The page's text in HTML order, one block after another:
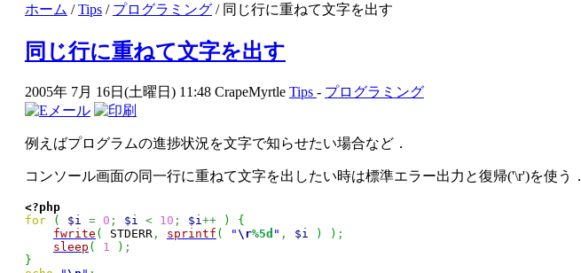
ホーム /Tips/ プログラミング/ 同じ行に重ねて文字を出す
同じ行に重ねて文字を出す
2005年 7月 16日(土曜日) 11:48 CrapeMyrtle Tips - プログラミング
例えばプログラムの進捗状況を文字で知らせたい場合など．
コンソール画面の同一行に重ねて文字を出したい時は標準エラー出力と復帰('\r')を使う．
<?php
for
( $i = 0 ; $i < 10 ; $i ++ )
{
fwrite ( STDERR, sprintf ( "\r%5d " , $i ) ) ;
sleep ( 1 ) ;
}